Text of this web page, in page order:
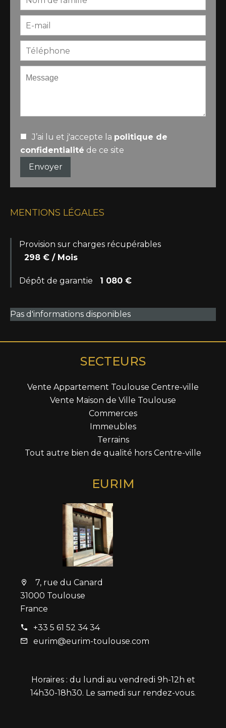
J’ai lu et j'accepte la politique de
confidentialité de ce site
Envoyer
MENTIONS LÉGALES
Provision sur charges récupérables
298 € / Mois
Dépôt de garantie 1 080 €
Pas d'informations disponibles
SECTEURS
Vente Appartement Toulouse Centre-ville
Vente Maison de Ville Toulouse
Commerces
Immeubles
Terrains
Tout autre bien de qualité hors Centre-ville
EURIM
7, rue du Canard
31000 Toulouse
France
+33 5 61 52 34 34
eurim@eurim-toulouse.com
Horaires : du lundi au vendredi 9h-12h et
14h30-18h30. Le samedi sur rendez-vous.